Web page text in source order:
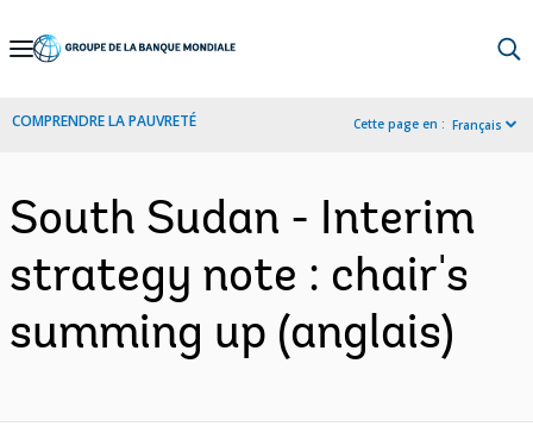
Skip
Navigation
COMPRENDRE LA PAUVRETÉ Cette page en : Français
South Sudan - Interim
strategy note : chair's
summing up (anglais)